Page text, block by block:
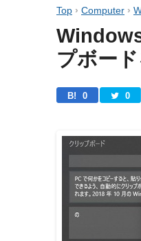
Top › Computer ›
プボー
B! 0 0